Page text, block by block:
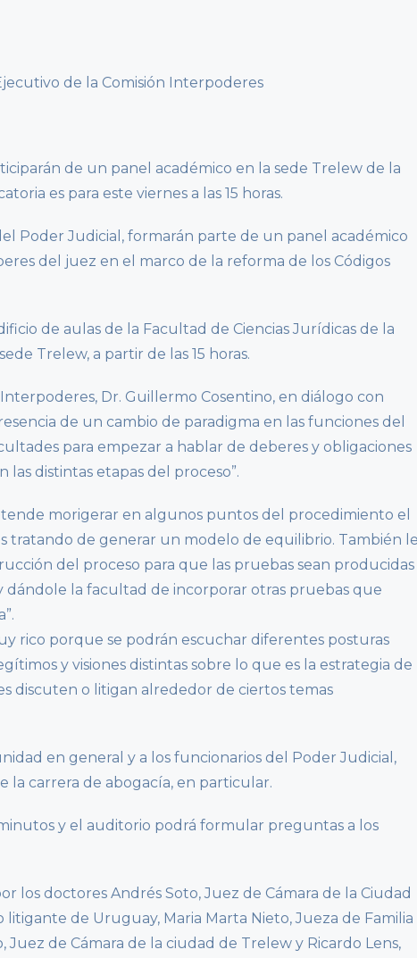
de la Comisión Interpoderes
de un panel académico en la sede Trelew de la
es para este viernes a las 15 horas.
Poder Judicial, formarán parte de un panel académico
del juez en el marco de la reforma de los Códigos
de aulas de la Facultad de Ciencias Jurídicas de la
Trelew, a partir de las 15 horas.
Dr. Guillermo Cosentino, en diálogo con
de un cambio de paradigma en las funciones del
para empezar a hablar de deberes y obligaciones
distintas etapas del proceso”.
morigerar en algunos puntos del procedimiento el
tratando de generar un modelo de equilibrio. También
del proceso para que las pruebas sean producidas
dándole la facultad de incorporar otras pruebas que
rico porque se podrán escuchar diferentes posturas
y visiones distintas sobre lo que es la estrategia de
discuten o litigan alrededor de ciertos temas
en general y a los funcionarios del Poder Judicial,
la carrera de abogacía, en particular.
y el auditorio podrá formular preguntas a los
los doctores Andrés Soto, Juez de Cámara de la Ciudad
de Uruguay, Maria Marta Nieto, Jueza de Familia
Juez de Cámara de la ciudad de Trelew y Ricardo Lens,